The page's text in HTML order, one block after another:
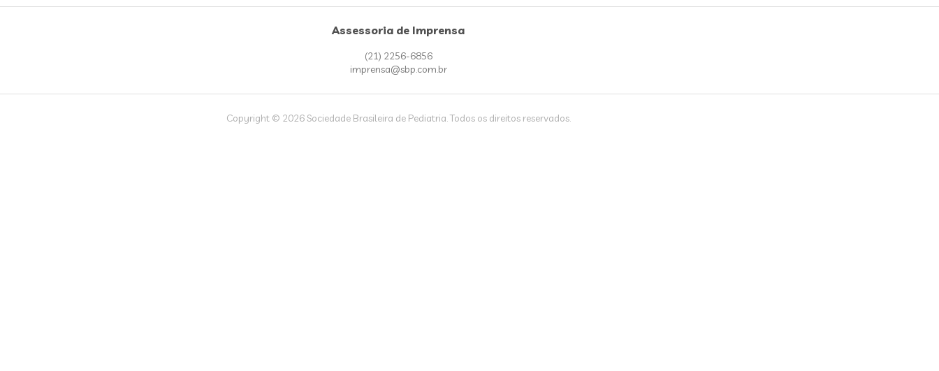
Assessoria de Imprensa
(21) 2256-6856
imprensa@sbp.com.br
Copyright © 2026 Sociedade Brasileira de Pediatria. Todos os direitos reservados.